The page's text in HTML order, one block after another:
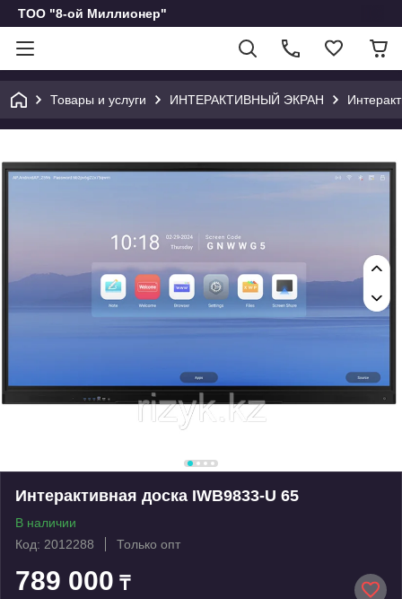
ТОО "8-ой Миллионер"
Товары и услуги ИНТЕРАКТИВНЫЙ ЭКРАН
Интерактивная доска IWB9833-U 65
В наличии
Код: 2012288
Только опт
789 000 ₸